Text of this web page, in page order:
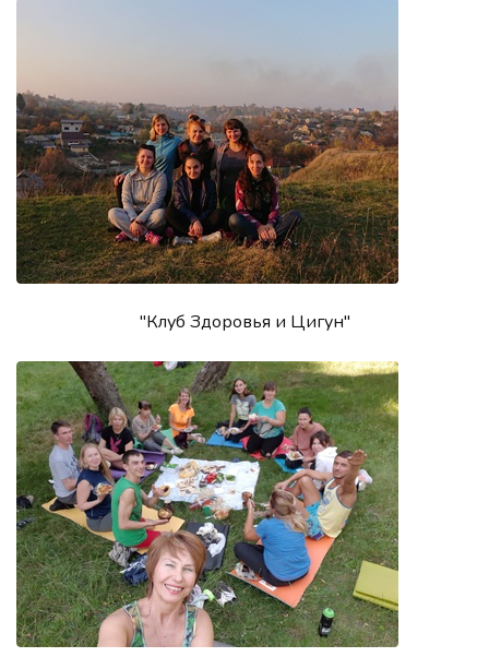
"Клуб Здоровья и Цигун"